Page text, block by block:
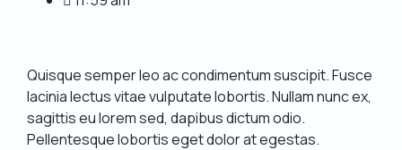
Quisque semper leo ac condimentum suscipit. Fusce
lacinia lectus vitae vulputate lobortis. Nullam nunc ex,
sagittis eu lorem sed, dapibus dictum odio.
Pellentesque lobortis eget dolor at egestas.